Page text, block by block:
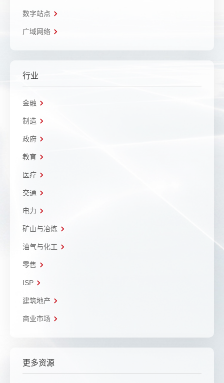
数字站点
广域网络
行业
金融
制造
政府
教育
医疗
交通
电力
矿山与冶炼
油气与化工
零售
ISP
建筑地产
商业市场
更多资源